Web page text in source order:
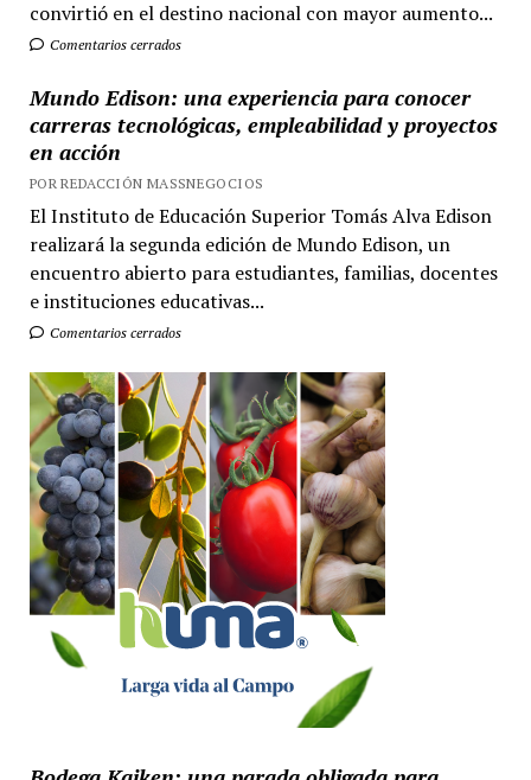
convirtió en el destino nacional con mayor aumento...
Comentarios cerrados
Mundo Edison: una experiencia para conocer
carreras tecnológicas, empleabilidad y proyectos
en acción
POR REDACCIÓN MASSNEGOCIOS
El Instituto de Educación Superior Tomás Alva Edison
realizará la segunda edición de Mundo Edison, un
encuentro abierto para estudiantes, familias, docentes
e instituciones educativas...
Comentarios cerrados